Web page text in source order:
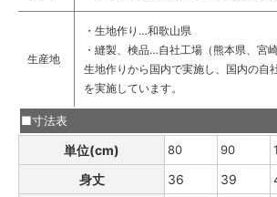
生産地
・生地作り…和歌山県
・縫製、検品…自社工場（熊本県、宮崎
生地作りから国内で実施し、国内の自
を実施しています。
■寸法表
単位(cm) 80 90
身丈 36 39